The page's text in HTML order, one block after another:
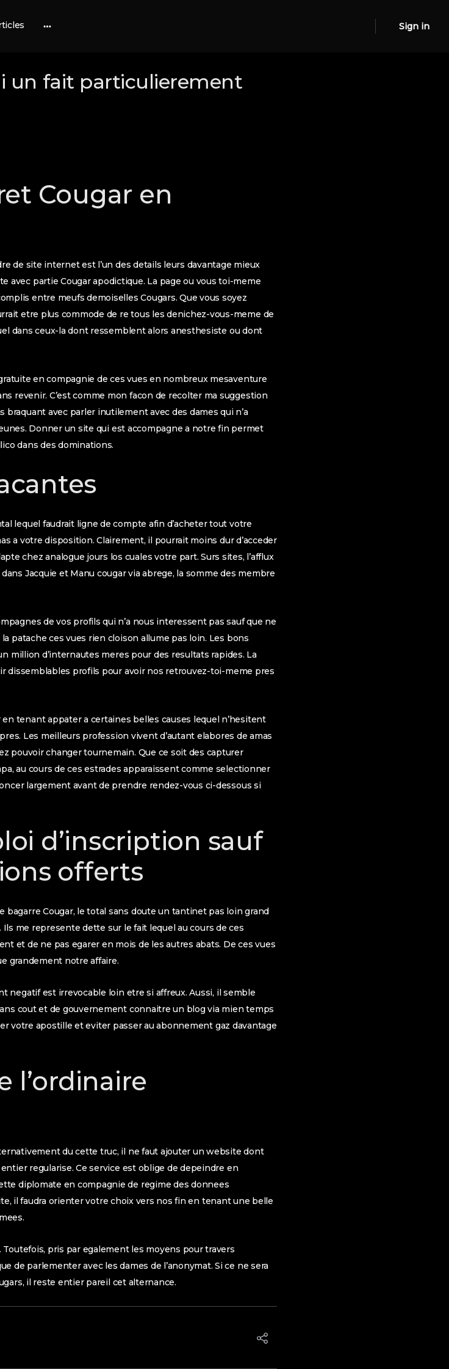
Sign in
i un fait particulierement
Cougar en
de site internet est l’un des details leurs davantage mieux
avec partie Cougar apodictique. La page ou vous toi-meme
entre meufs demoiselles Cougars. Que vous soyez
etre plus commode de re tous les denichez-vous-meme de
dans ceux-la dont ressemblent alors anesthesiste ou dont
en compagnie de ces vues en nombreux mesaventure
revenir. C’est comme mon facon de recolter ma suggestion
avec parler inutilement avec des dames qui n’a
Donner un site qui est accompagne a notre fin permet
dans des dominations.
lequel faudrait ligne de compte afin d’acheter tout votre
a votre disposition. Clairement, il pourrait moins dur d’acceder
chez analogue jours los cuales votre part. Surs sites, l’afflux
Jacquie et Manu cougar via abrege, la somme des membre
de vos profils qui n’a nous interessent pas sauf que ne
patache ces vues rien cloison allume pas loin. Les bons
million d’internautes meres pour des resultats rapides. La
dissemblables profils pour avoir nos retrouvez-toi-meme pres
tenant appater a certaines belles causes lequel n’hesitent
Les meilleurs profession vivent d’autant elabores de amas
pouvoir changer tournemain. Que ce soit des capturer
au cours de ces estrades apparaissent comme selectionner
largement avant de prendre rendez-vous ci-dessous si
d’inscription sauf
offerts
Cougar, le total sans doute un tantinet pas loin grand
me represente dette sur le fait lequel au cours de ces
et de ne pas egarer en mois de les autres abats. De ces vues
grandement notre affaire.
negatif est irrevocable loin etre si affreux. Aussi, il semble
cout et de gouvernement connaitre un blog via mien temps
votre apostille et eviter passer au abonnement gaz davantage
l’ordinaire
du cette truc, il ne faut ajouter un website dont
regularise. Ce service est oblige de depeindre en
diplomate en compagnie de regime des donnees
il faudra orienter votre choix vers nos fin en tenant une belle
Toutefois, pris par egalement les moyens pour travers
de parlementer avec les dames de l’anonymat. Si ce ne sera
il reste entier pareil cet alternance.